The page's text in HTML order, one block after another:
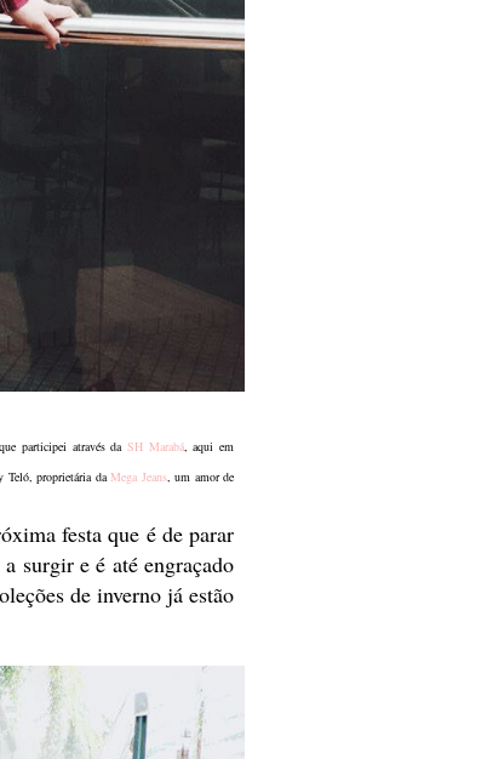
participei através da SH Marabá, aqui em
Teló, proprietária daMega Jeans, um amor de
festa que é de parar
surgir e é até engraçado
de inverno já estão